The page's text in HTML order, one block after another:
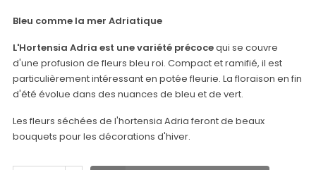
Bleu comme la mer Adriatique
L'Hortensia Adria est une variété précocequi se couvre
d'une profusion de fleurs bleu roi. Compact et ramifié, il est
particulièrement intéressant en potée fleurie. La floraison en fin
d'été évolue dans des nuances de bleu et de vert.
Les fleurs séchées de l'hortensia Adria feront de beaux
bouquets pour les décorations d'hiver.